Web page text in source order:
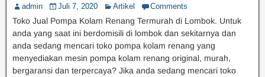
admin Juli 7, 2020 Artikel Comments
Toko Jual Pompa Kolam Renang Termurah di Lombok. Untuk
anda yang saat ini berdomisili di lombok dan sekitarnya dan
anda sedang mencari toko pompa kolam renang yang
menyediakan mesin pompa kolam renang original, murah,
bergaransi dan terpercaya? Jika anda sedang mencari toko